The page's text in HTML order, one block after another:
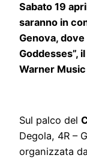
Sabato 19
saranno in
Genova,
Goddesses”,
Warner
Sul palco del
Degola, 4R –
organizzata da